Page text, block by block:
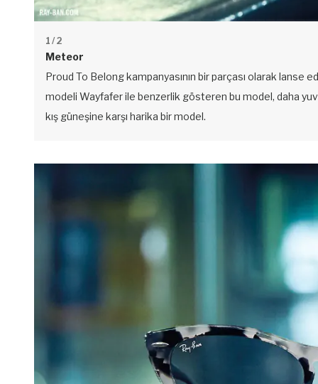
1 / 2
Meteor
Proud To Belong kampanyasının bir parçası olarak lanse
modeli Wayfafer ile benzerlik gösteren bu model, daha
kış güneşine karşı harika bir model.